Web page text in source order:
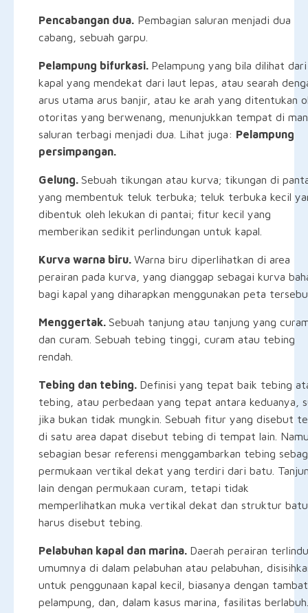
Pencabangan dua. Pembagian saluran menjadi dua
cabang, sebuah garpu.
Pelampung bifurkasi. Pelampung yang bila dilihat dari
kapal yang mendekat dari laut lepas, atau searah
arus utama arus banjir, atau ke arah yang ditentukan
otoritas yang berwenang, menunjukkan tempat di
saluran terbagi menjadi dua. Lihat juga: Pelampung
persimpangan.
Gelung. Sebuah tikungan atau kurva; tikungan di
yang membentuk teluk terbuka; teluk terbuka kecil
dibentuk oleh lekukan di pantai; fitur kecil yang
memberikan sedikit perlindungan untuk kapal.
Kurva warna biru. Warna biru diperlihatkan di area
perairan pada kurva, yang dianggap sebagai kurva
bagi kapal yang diharapkan menggunakan peta
Menggertak. Sebuah tanjung atau tanjung yang
dan curam. Sebuah tebing tinggi, curam atau tebing
rendah.
Tebing dan tebing. Definisi yang tepat baik tebing
tebing, atau perbedaan yang tepat antara keduanya,
jika bukan tidak mungkin. Sebuah fitur yang disebut
di satu area dapat disebut tebing di tempat lain.
sebagian besar referensi menggambarkan tebing
permukaan vertikal dekat yang terdiri dari batu.
lain dengan permukaan curam, tetapi tidak
memperlihatkan muka vertikal dekat dan struktur
harus disebut tebing.
Pelabuhan kapal dan marina. Daerah perairan
umumnya di dalam pelabuhan atau pelabuhan,
untuk penggunaan kapal kecil, biasanya dengan
pelampung, dan, dalam kasus marina, fasilitas berlabuh.